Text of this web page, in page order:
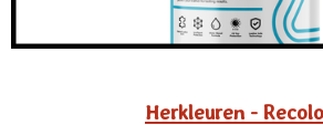
Herkleuren - R